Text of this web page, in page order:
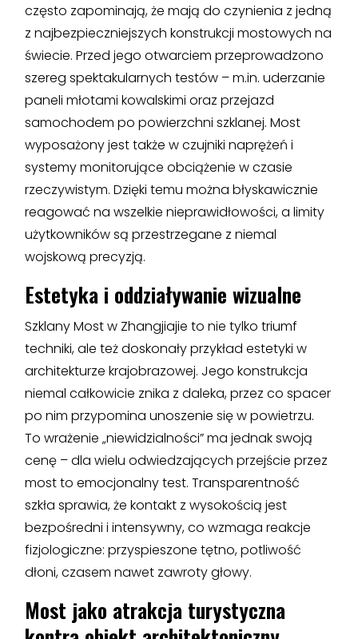
często zapominają, że mają do czynienia z jedną
z najbezpieczniejszych konstrukcji mostowych na
świecie. Przed jego otwarciem przeprowadzono
szereg spektakularnych testów – m.in. uderzanie
paneli młotami kowalskimi oraz przejazd
samochodem po powierzchni szklanej. Most
wyposażony jest także w czujniki naprężeń i
systemy monitorujące obciążenie w czasie
rzeczywistym. Dzięki temu można błyskawicznie
reagować na wszelkie nieprawidłowości, a limity
użytkowników są przestrzegane z niemal
wojskową precyzją.
Estetyka i oddziaływanie wizualne
Szklany Most w Zhangjiajie to nie tylko triumf
techniki, ale też doskonały przykład estetyki w
architekturze krajobrazowej. Jego konstrukcja
niemal całkowicie znika z daleka, przez co spacer
po nim przypomina unoszenie się w powietrzu.
To wrażenie „niewidzialności” ma jednak swoją
cenę – dla wielu odwiedzających przejście przez
most to emocjonalny test. Transparentność
szkła sprawia, że kontakt z wysokością jest
bezpośredni i intensywny, co wzmaga reakcje
fizjologiczne: przyspieszone tętno, potliwość
dłoni, czasem nawet zawroty głowy.
Most jako atrakcja turystyczna